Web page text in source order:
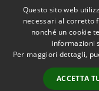
Accessibilità
Questo sito web
necessari al corretto
nonché un cookie
informazioni
Per maggiori dettagli,
ACCETTA